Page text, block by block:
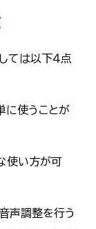
ては以下４点
に使うことが
使い方が可
声調整を行う